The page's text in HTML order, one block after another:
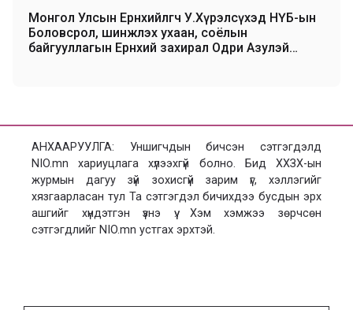
Монгол Улсын Ерөнхийлөгч У.Хүрэлсүхэд НҮБ-ын
Боловсрол, шинжлэх ухаан, соёлын
байгууллагын Ерөнхий захирал Одри Азулэй
АНХААРУУЛГА: Уншигчдын бичсэн сэтгэгдэлд
NIO.mn хариуцлага хүлээхгүй болно. Бид ХХЗХ-ын
журмын дагуу зүй зохисгүй зарим үг, хэллэгийг
хязгаарласан тул Та сэтгэгдэл бичихдээ бусдын эрх
ашгийг хүндэтгэн үзнэ үү. Хэм хэмжээ зөрчсөн
сэтгэгдлийг NIO.mn устгах эрхтэй.